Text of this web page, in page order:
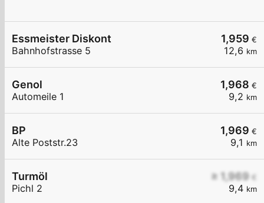
1,959 €
12,6 km
Essmeister Diskont
Bahnhofstrasse 5
1,968 €
9,2 km
Genol
Automeile 1
1,969 €
9,1 km
BP
Alte Poststr.23
≥ 1,969 €
9,4 km
Turmöl
Pichl 2